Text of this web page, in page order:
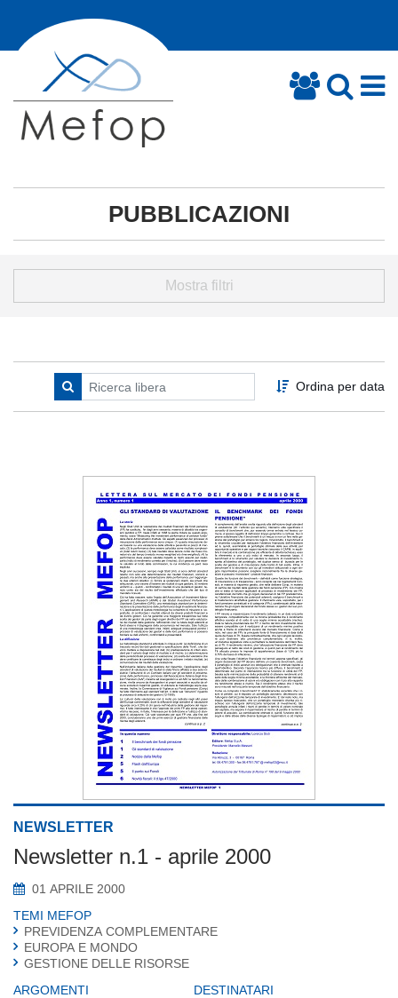
PUBBLICAZIONI
Mostra filtri
Ordina per data
NEWSLETTER
Newsletter n.1 - aprile 2000
01 APRILE 2000
TEMI MEFOP
PREVIDENZA COMPLEMENTARE
EUROPA E MONDO
GESTIONE DELLE RISORSE
ARGOMENTI
DESTINATARI